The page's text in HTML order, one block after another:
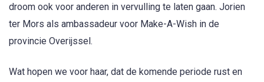
droom ook voor anderen in vervulling te laten gaan. Jorien
ter Mors als ambassadeur voor Make-A-Wish in de
provincie Overijssel.
Wat hopen we voor haar, dat de komende periode rust en